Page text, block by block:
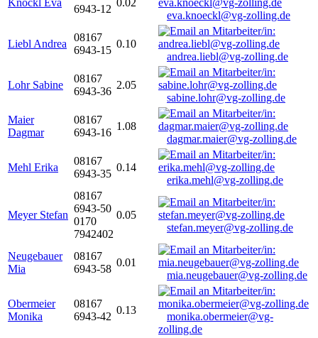
Knöckl Eva
6943-12
0.02
eva.knoeckl@vg-zolling.de
Liebl Andrea
08167
6943-15
0.10
andrea.liebl@vg-zolling.de
Lohr Sabine
08167
6943-36
2.05
sabine.lohr@vg-zolling.de
Maier
Dagmar
08167
6943-16
1.08
dagmar.maier@vg-zolling.de
Mehl Erika
08167
6943-35
0.14
erika.mehl@vg-zolling.de
Meyer Stefan
08167
6943-50
0170
7942402
0.05
stefan.meyer@vg-zolling.de
Neugebauer
Mia
08167
6943-58
0.01
mia.neugebauer@vg-zolling.de
Obermeier
Monika
08167
6943-42
0.13
monika.obermeier@vg-
zolling.de